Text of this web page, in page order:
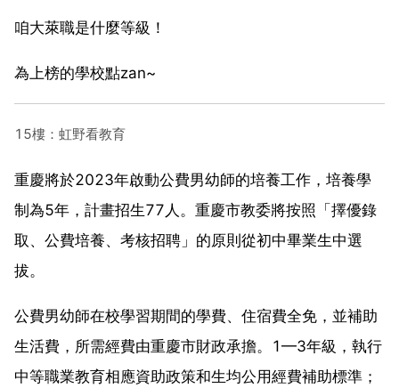
咱大萊職是什麼等級！
為上榜的學校點zan~
15樓：虹野看教育
重慶將於2023年啟動公費男幼師的培養工作，培養學
制為5年，計畫招生77人。重慶市教委將按照「擇優錄
取、公費培養、考核招聘」的原則從初中畢業生中選
拔。
公費男幼師在校學習期間的學費、住宿費全免，並補助
生活費，所需經費由重慶市財政承擔。1—3年級，執行
中等職業教育相應資助政策和生均公用經費補助標準；